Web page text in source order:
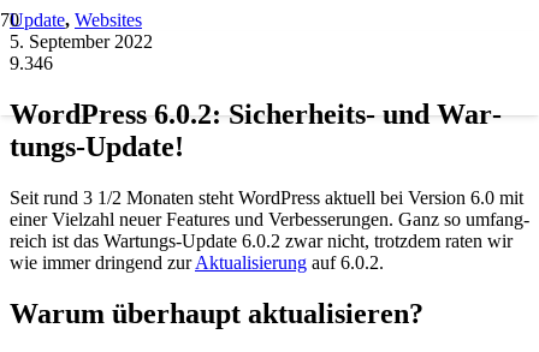
Update, Websites
5. September 2022
9.346
Word­Press 6.0.2: Sicher­heits- und War­
tungs-Update!
Seit rund 3 1/2 Mona­ten steht Word­Press aktu­ell bei Ver­si­on 6.0 mit
einer Viel­zahl neu­er Fea­tures und Ver­bes­se­run­gen. Ganz so umfang­
reich ist das War­tungs-Update 6.0.2 zwar nicht, trotz­dem raten wir
wie immer drin­gend zurAktua­li­sie­rung auf 6.0.2.
War­um über­haupt aktua­li­sie­ren?